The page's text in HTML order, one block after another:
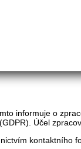
informuje o
Účel
kontaktního